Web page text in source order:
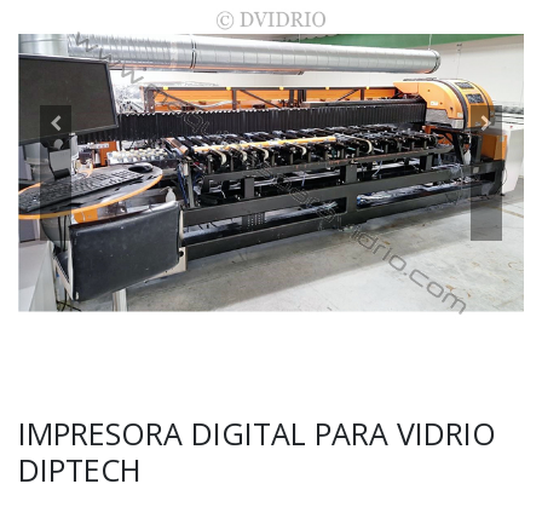
IMPRESORA DIGITAL PARA VIDRIO
DIPTECH